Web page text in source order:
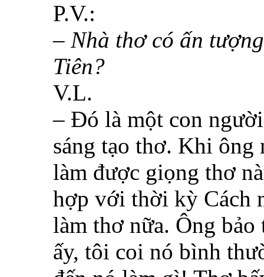
P.V.:
– Nhà thơ có ấn
Tiên?
V.L.
– Đó là một con
sáng tạo thơ. Khi
làm được giọng thơ
hợp với thời kỳ Cách
làm thơ nữa. Ông
ấy, tôi coi nó bình